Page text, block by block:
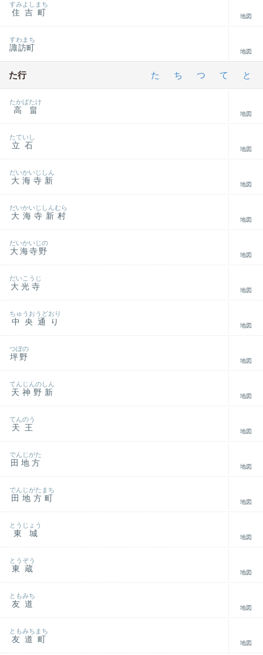
住吉町
すみよしまち
地図
諏訪町
すわまち
地図
た行 た ち つ て と
高畠
たかばたけ
地図
立石
たていし
地図
大海寺新
だいかいじしん
地図
大海寺新村
だいかいじしんむら
地図
大海寺野
だいかいじの
地図
大光寺
だいこうじ
地図
中央通り
ちゅうおうどおり
地図
坪野
つぼの
地図
天神野新
てんじんのしん
地図
天王
てんのう
地図
田地方
でんじがた
地図
田地方町
でんじがたまち
地図
東城
とうじょう
地図
東蔵
とうぞう
地図
友道
ともみち
地図
友道町
ともみちまち
地図